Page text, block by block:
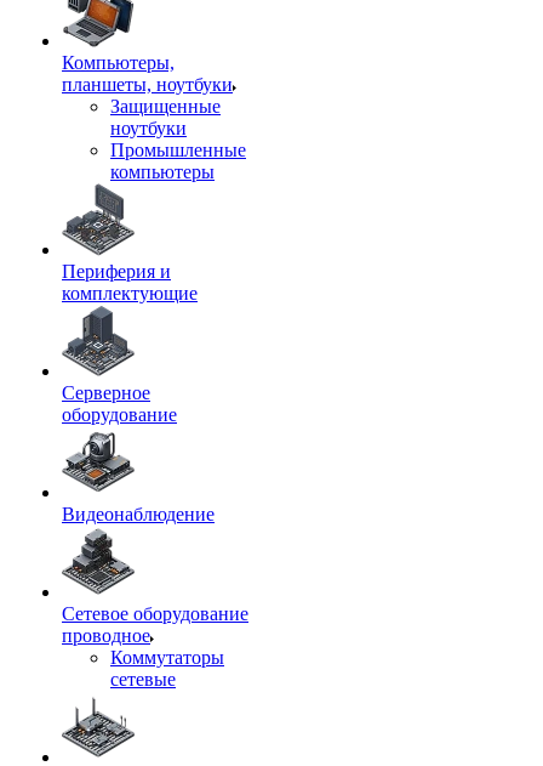
Компьютеры,
планшеты, ноутбуки
Защищенные
ноутбуки
Промышленные
компьютеры
Периферия и
комплектующие
Серверное
оборудование
Видеонаблюдение
Сетевое оборудование
проводное
Коммутаторы
сетевые